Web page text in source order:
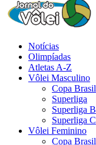
Notícias
Olimpíadas
Atletas A-Z
Vôlei Masculino
Copa Brasil
Superliga
Superliga B
Superliga C
Vôlei Feminino
Copa Brasil